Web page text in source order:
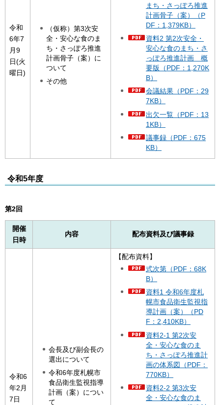
令和
6年7
月9
日(火
曜日)
（仮称）第3次安
全・安心な食のま
ち・さっぽろ推進
計画骨子（案）に
ついて
その他
まち・さっぽろ推進
計画骨子（案）（P
DF：1,379KB）
資料2 第2次安全・
安心な食のまち・さ
っぽろ推進計画 概
要版（PDF：1,270K
B）
会議結果（PDF：29
7KB）
出欠一覧（PDF：13
1KB）
議事録（PDF：675
KB）
令和5年度
第2回
開催
日時
内容 配布資料及び議事録
令和6
年2月
7日
会長及び副会長の
選出について
令和6年度札幌市
食品衛生監視指導
計画（案）につい
て
【配布資料】
式次第（PDF：68K
B）
資料1 令和6年度札
幌市食品衛生監視指
導計画（案）（PD
F：2,410KB）
資料2-1 第2次安
全・安心な食のま
ち・さっぽろ推進計
画の体系図（PDF：
770KB）
資料2-2 第3次安
全・安心な食のま